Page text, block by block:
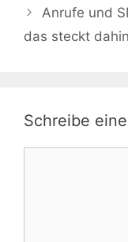
Anrufe und
das steckt
Schreibe